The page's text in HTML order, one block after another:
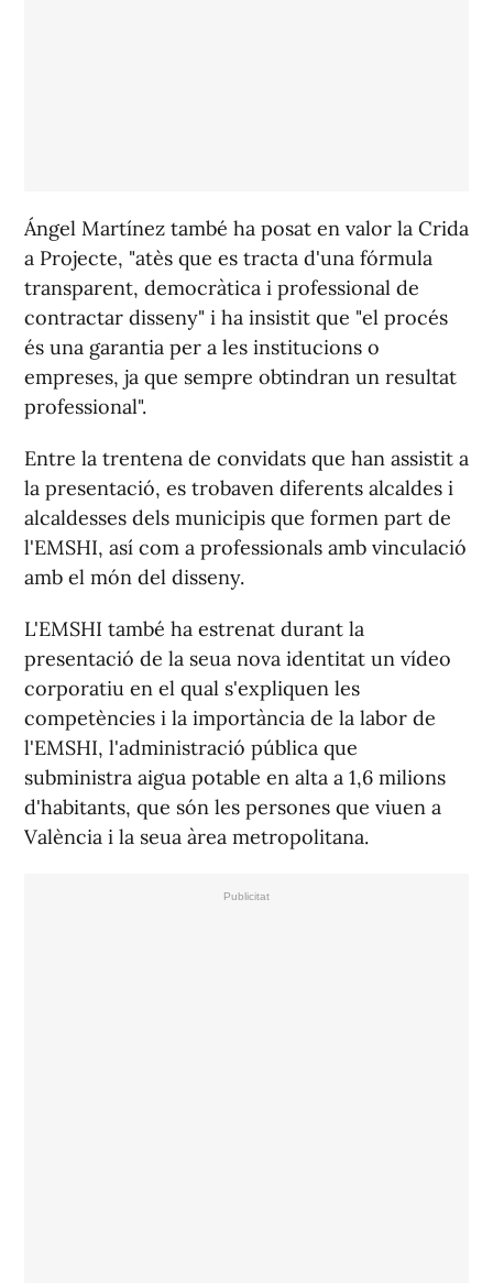
Ángel Martínez també ha posat en valor la Crida
a Projecte, "atès que es tracta d'una fórmula
transparent, democràtica i professional de
contractar disseny" i ha insistit que "el procés
és una garantia per a les institucions o
empreses, ja que sempre obtindran un resultat
professional".
Entre la trentena de convidats que han assistit a
la presentació, es trobaven diferents alcaldes i
alcaldesses dels municipis que formen part de
l'EMSHI, así com a professionals amb vinculació
amb el món del disseny.
L'EMSHI també ha estrenat durant la
presentació de la seua nova identitat un vídeo
corporatiu en el qual s'expliquen les
competències i la importància de la labor de
l'EMSHI, l'administració pública que
subministra aigua potable en alta a 1,6 milions
d'habitants, que són les persones que viuen a
València i la seua àrea metropolitana.